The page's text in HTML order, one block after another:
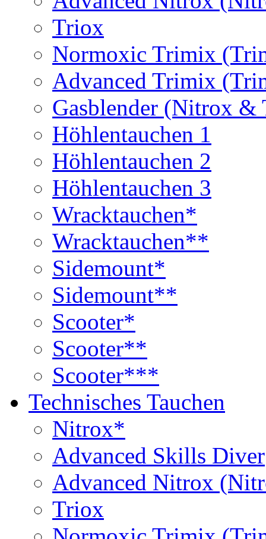
Triox
Normoxic Trimix
Advanced Trimix
Gasblender (Nitrox
Höhlentauchen 1
Höhlentauchen 2
Höhlentauchen 3
Wracktauchen*
Wracktauchen**
Sidemount*
Sidemount**
Scooter*
Scooter**
Scooter***
Technisches Tauchen
Nitrox*
Advanced Skills Diver
Advanced Nitrox
Triox